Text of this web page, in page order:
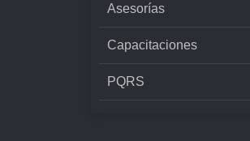
Asesorías
Capacitaciones
PQRS